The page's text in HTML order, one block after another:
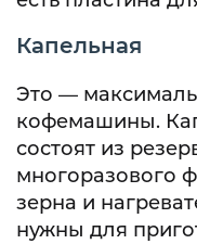
Капельная
Это —
кофемашины.
состоят из
многоразового
зерна и
нужны для